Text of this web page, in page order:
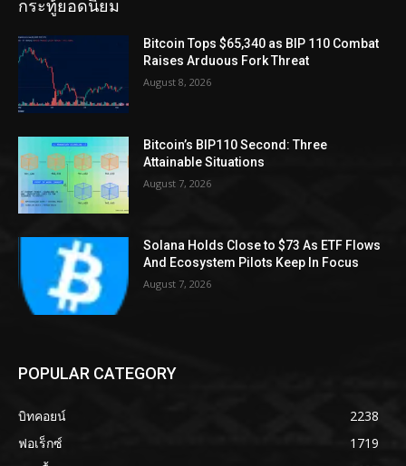
กระทู้ยอดนิยม
Bitcoin Tops $65,340 as BIP 110 Combat
Raises Arduous Fork Threat
August 8, 2026
Bitcoin’s BIP110 Second: Three
Attainable Situations
August 7, 2026
Solana Holds Close to $73 As ETF Flows
And Ecosystem Pilots Keep In Focus
August 7, 2026
POPULAR CATEGORY
บิทคอยน์
2238
ฟอเร็กซ์
1719